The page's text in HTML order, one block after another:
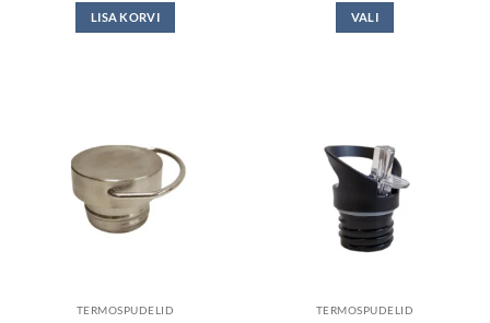
LISA KORVI VALI
The
options
may
be
chosen
product
TERMOSPUDELID TERMOSPUDELID